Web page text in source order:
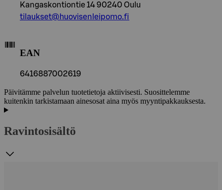
Kangaskontiontie 14 90240 Oulu
tilaukset@huovisenleipomo.fi
EAN
6416887002619
Päivitämme palvelun tuotetietoja aktiivisesti. Suosittelemme
kuitenkin tarkistamaan ainesosat aina myös myyntipakkauksesta.
Ravintosisältö